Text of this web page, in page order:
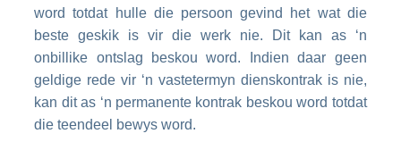
word totdat hulle die persoon gevind het wat die
beste geskik is vir die werk nie. Dit kan as ‘n
onbillike ontslag beskou word. Indien daar geen
geldige rede vir ‘n vastetermyn dienskontrak is nie,
kan dit as ‘n permanente kontrak beskou word totdat
die teendeel bewys word.